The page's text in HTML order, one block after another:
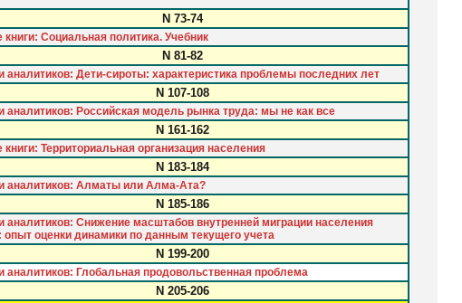
N 73-74
книги: Социальная политика. Учебник
N 81-82
аналитиков: Дeти-cиpoты: характеристика проблемы последних лет
N 107-108
аналитиков: Российская модель рынка труда: мы не как все
N 161-162
книги: Территориальная организация населения
N 183-184
аналитиков: Алматы или Алма-Ата?
N 185-186
аналитиков: Снижение масштабов внутренней миграции населения
опыт оценки динамики по данным текущего учета
N 199-200
аналитиков: Глобальная продовольственная проблема
N 205-206